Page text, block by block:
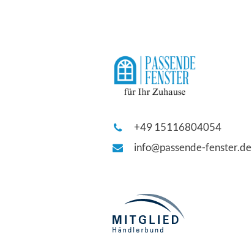
+49 15116804054
info@passende-fenster.de